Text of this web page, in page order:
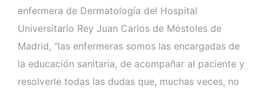
enfermera de Dermatología del Hospital
Universitario Rey Juan Carlos de Móstoles de
Madrid, “las enfermeras somos las encargadas de
la educación sanitaria, de acompañar al paciente y
resolverle todas las dudas que, muchas veces, no